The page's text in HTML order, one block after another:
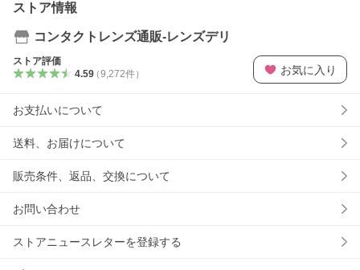
ストア情報
コンタクトレンズ通販-レンズデリ
ストア評価
4.59（9,272件） お気に入り
お支払いについて
送料、お届けについて
販売条件、返品、交換について
お問い合わせ
ストアニュースレターを登録する